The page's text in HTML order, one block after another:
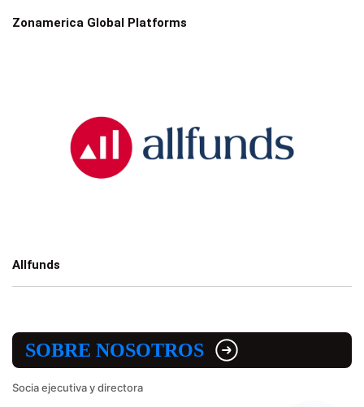
Zonamerica Global Platforms
Allfunds
SOBRE NOSOTROS
Socia ejecutiva y directora